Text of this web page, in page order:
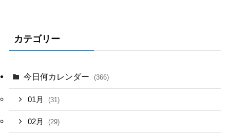
カテゴリー
今日何カレンダー (366)
01月 (31)
02月 (29)